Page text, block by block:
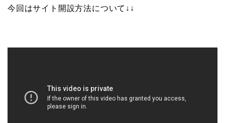
今回はサイト開設方法について↓↓